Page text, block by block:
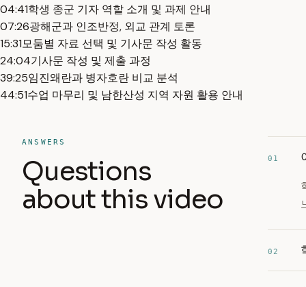
04:41학생 종군 기자 역할 소개 및 과제 안내
07:26광해군과 인조반정, 외교 관계 토론
15:31모둠별 자료 선택 및 기사문 작성 활동
24:04기사문 작성 및 제출 과정
39:25임진왜란과 병자호란 비교 분석
44:51수업 마무리 및 남한산성 지역 자원 활용 안내
ANSWERS
Questions
about this video
01
02